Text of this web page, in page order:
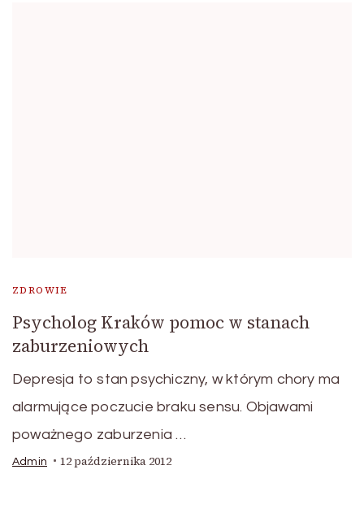
ZDROWIE
Psycholog Kraków pomoc w stanach
zaburzeniowych
Depresja to stan psychiczny, w którym chory ma
alarmujące poczucie braku sensu. Objawami
poważnego zaburzenia …
Admin 12 października 2012